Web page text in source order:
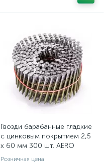
Гвозди барабанные гладкие
с цинковым покрытием 2,5
х 60 мм 300 шт. AERO
Розничная цена